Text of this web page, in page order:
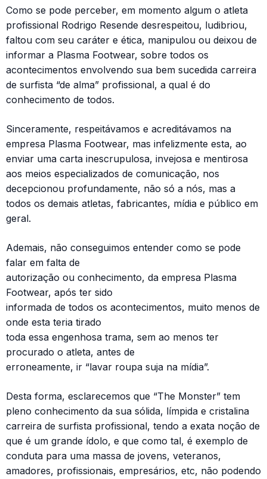
Como se pode perceber, em momento algum o atleta
profissional Rodrigo Resende desrespeitou, ludibriou,
faltou com seu caráter e ética, manipulou ou deixou de
informar a Plasma Footwear, sobre todos os
acontecimentos envolvendo sua bem sucedida carreira
de surfista “de alma” profissional, a qual é do
conhecimento de todos.
Sinceramente, respeitávamos e acreditávamos na
empresa Plasma Footwear, mas infelizmente esta, ao
enviar uma carta inescrupulosa, invejosa e mentirosa
aos meios especializados de comunicação, nos
decepcionou profundamente, não só a nós, mas a
todos os demais atletas, fabricantes, mídia e público em
geral.
Ademais, não conseguimos entender como se pode
falar em falta de
autorização ou conhecimento, da empresa Plasma
Footwear, após ter sido
informada de todos os acontecimentos, muito menos de
onde esta teria tirado
toda essa engenhosa trama, sem ao menos ter
procurado o atleta, antes de
erroneamente, ir “lavar roupa suja na mídia”.
Desta forma, esclarecemos que “The Monster” tem
pleno conhecimento da sua sólida, límpida e cristalina
carreira de surfista profissional, tendo a exata noção de
que é um grande ídolo, e que como tal, é exemplo de
conduta para uma massa de jovens, veteranos,
amadores, profissionais, empresários, etc, não podendo